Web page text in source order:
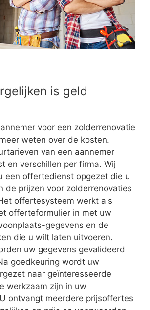
is geld
voor een zolderrenovatie
weten over de kosten.
van een aannemer
en verschillen per firma. Wij
een offertedienst opgezet die u
de prijzen voor zolderrenovaties
offertesysteem werkt als
offerteformulier in met uw
gegevens en de
die u wilt laten uitvoeren.
uw gegevens gevalideerd
goedkeuring wordt uw
naar geïnteresseerde
werkzaam zijn in uw
ontvangt meerdere prijsoffertes